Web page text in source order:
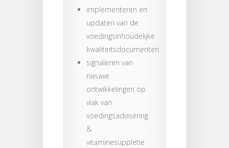
implementeren en
updaten van de
voedingsinhoudelijke
kwaliteitsdocumenten
signaleren van
nieuwe
ontwikkelingen op
vlak van
voedingsadvisering
&
vitaminesuppletie